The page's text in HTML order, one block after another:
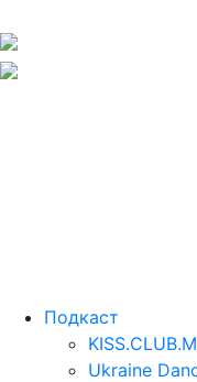
Подкаст
Ukraine